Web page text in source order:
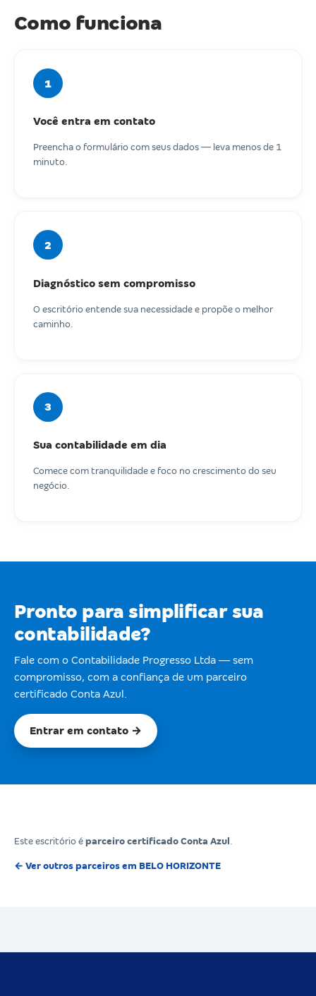
Como funciona
1
Você entra em contato
Preencha o formulário com seus dados — leva menos de 1
minuto.
2
Diagnóstico sem compromisso
O escritório entende sua necessidade e propõe o melhor
caminho.
3
Sua contabilidade em dia
Comece com tranquilidade e foco no crescimento do seu
negócio.
Pronto para simplificar sua
contabilidade?
Fale com o Contabilidade Progresso Ltda — sem
compromisso, com a confiança de um parceiro
certificado Conta Azul.
Entrar em contato →
Este escritório é parceiro certificado Conta Azul
← Ver outros parceiros em BELO HORIZONTE